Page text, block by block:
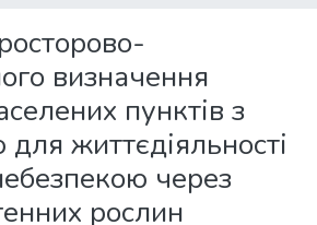
визначення
пунктів з
життєдіяльності
через
рослин